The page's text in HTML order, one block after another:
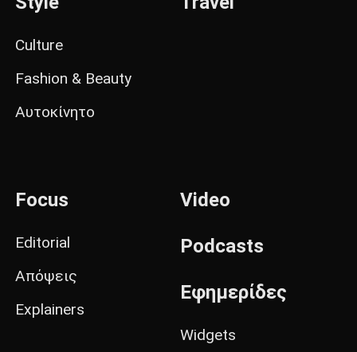
Culture
Fashion & Beauty
Αυτοκίνητο
Focus
Editorial
Απόψεις
Explainers
Video
Podcasts
Εφημερίδες
Widgets